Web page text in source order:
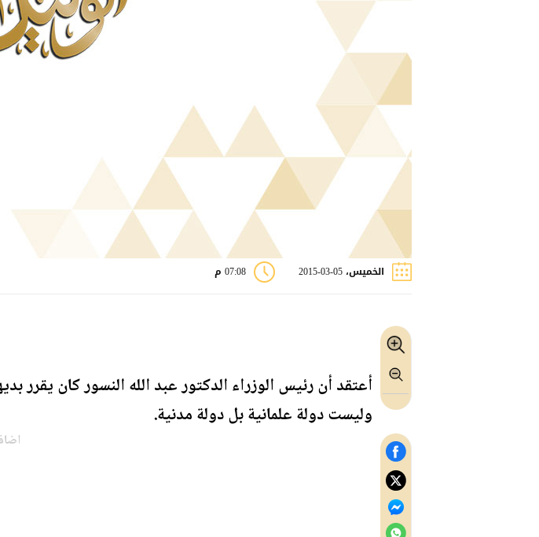
الخميس، 05-03-2015 07:08 م
أعتقد أن رئيس الوزراء الدكتور عبد الله النسور كان يقرر
وليست دولة علمانية بل دولة مدنية.